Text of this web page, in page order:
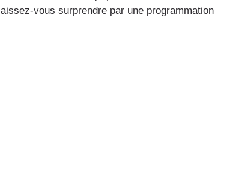
vous surprendre par une programmation